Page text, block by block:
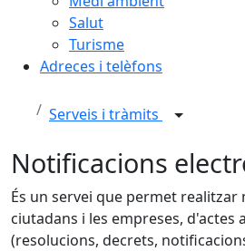
Salut
Turisme
Adreces i telèfons
Serveis i tràmits
Notificacions
És un servei que permet realitzar
ciutadans i les empreses, d'actes
(resolucions, decrets,